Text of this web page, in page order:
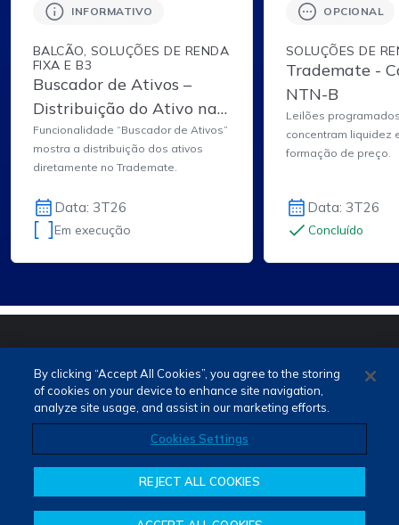
INFORMATIVO
BALCÃO, SOLUÇÕES DE RENDA
FIXA E B3
Buscador de Ativos –
Distribuição do Ativo na
Lâmina de Informações
do Ativo do Trademate.
Funcionalidade “Buscador de Ativos”
mostra a distribuição dos ativos
diretamente no Trademate.
Data: 3T26
Em execução
OPCIONAL
SOLUÇÕES DE
Trademate -
NTN-B
Leilões
concentram liquidez
formação de preço.
Data: 3T26
Concluído
Termos de Uso e Privacidade
Fale Conosco
Canal de Denúncias
By clicking “Accept All Cookies”, you agree to the storing
of cookies on your device to enhance site navigation,
analyze site usage, and assist in our marketing efforts.
Cookies Settings
REJECT ALL COOKIES